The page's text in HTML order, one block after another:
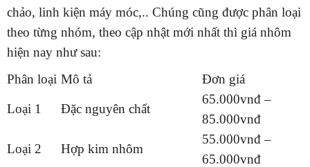
chảo, linh kiện máy móc,.. Chúng cũng được phân loại
theo từng nhóm, theo cập nhật mới nhất thì giá nhôm
hiện nay như sau:
Phân loại Mô tả Đơn giá
Loại 1 Đặc nguyên chất
65.000vnđ –
85.000vnđ
Loại 2 Hợp kim nhôm
55.000vnđ –
65.000vnđ